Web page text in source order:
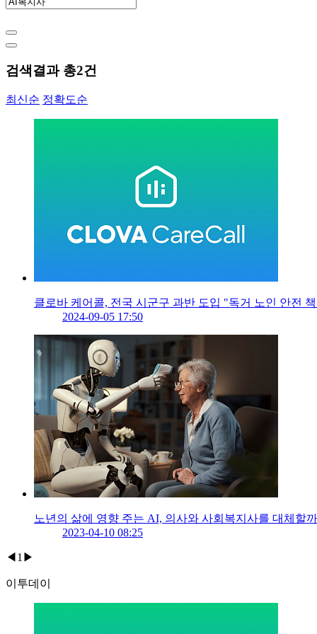
검색결과 총2건
최신순 정확도순
클로바 케어콜, 전국 시군구 과반 도입 "독거 노인 안전
2024-09-05 17:50
노년의 삶에 영향 주는 AI, 의사와 사회복지사를 대체할
2023-04-10 08:25
◀ 1 ▶
이투데이